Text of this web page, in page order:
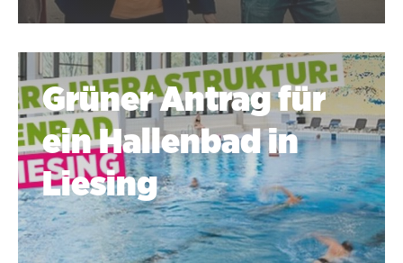
Grüner Antrag für
ein Hallenbad in
Lie­sing